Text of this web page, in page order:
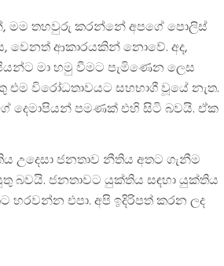
මම තහවුරු කරන්නේ අපගේ පොලිස්
වෙනත් ආකාරයකින් නොවේ. අද,
මා හමු වීමට පැමිණෙන ලෙස
එම විරෝධතාවයට සහභාගී වූයේ නැත.
දෙමාපියන් පමණක් එහි සිටි බවයි. ඒක
ජනතාව නීතිය අතට ගැනීම
බවයි. ජනතාවට යුක්තිය සඳහා යුක්තිය
එපා. අපි ඉදිරිපත් කරන ලද